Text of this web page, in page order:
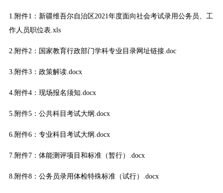
1.附件1：新疆维吾尔自治区2021年度面向社会考试录用公务员、工
作人员职位表.xls
2.附件2：国家教育行政部门学科专业目录网址链接.doc
3.附件3：政策解读.docx
4.附件4：现场报名须知.docx
5.附件5：公共科目考试大纲.docx
6.附件6：专业科目考试大纲.docx
7.附件7：体能测评项目和标准（暂行）.docx
8.附件8：公务员录用体检特殊标准（试行）.docx